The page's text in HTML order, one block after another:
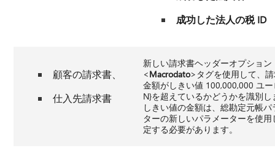
成功した法人の税 ID
顧客の請求書、
仕入先請求書
新しい請求書ヘッダーオプション
<Macrodato>タグを使用して、
金額がしきい値 100,000,000 ユー
N}を超えているかどうかを識別し
しきい値の金額は、総勘定元帳パ
ターの新しいパラメーターを使用
定する必要があります。